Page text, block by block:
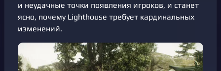
и неудачные точки появления игроков, и станет
ясно, почему Lighthouse требует кардинальных
изменений.